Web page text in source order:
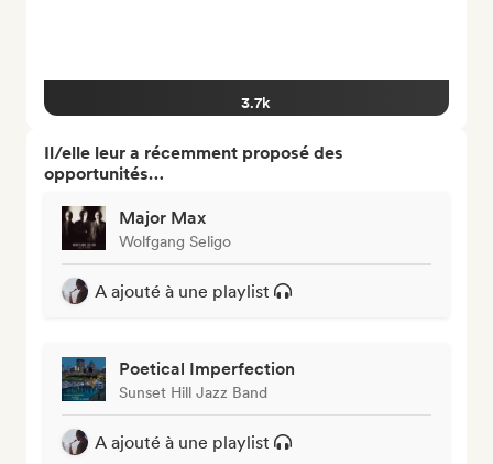
3.7k
Il/elle leur a récemment proposé des
opportunités…
Major Max
Wolfgang Seligo
A ajouté à une playlist
Poetical Imperfection
Sunset Hill Jazz Band
A ajouté à une playlist